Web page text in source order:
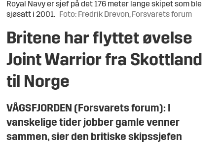
Royal Navy er sjef på det 176 meter lange skipet som ble
sjøsatt i 2001.
Foto: Fredrik Drevon, Forsvarets forum
Britene har flyttet øvelse
Joint Warrior fra Skottland
til Norge
VÅGSFJORDEN (Forsvarets forum): I
vanskelige tider jobber gamle venner
sammen, sier den britiske skipssjefen